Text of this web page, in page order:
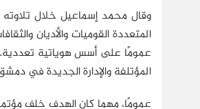
وقال محمد إسماعيل خلال تلاوته
المتعددة القوميات والأديان
عمومًا على أسس هوياتية تعددية.
المؤتلفة والإدارة الجديدة في
عمومًا، مهما كان الهدف خلف مؤتمر